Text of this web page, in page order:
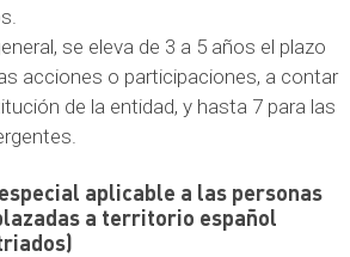
se eleva de 3 a 5 años el plazo
acciones o participaciones, a contar
de la entidad, y hasta 7 para las
aplicable a las personas
a territorio español